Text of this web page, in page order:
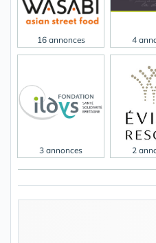
16 annonces 4
3 annonces 2